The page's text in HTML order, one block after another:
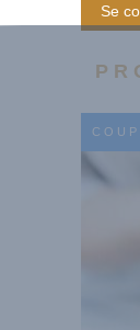
Se